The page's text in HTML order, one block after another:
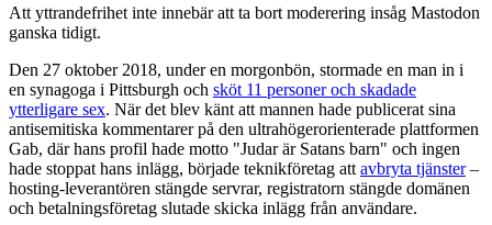
Att yttrandefrihet inte innebär att ta bort moderering insåg Mastodon
ganska tidigt.
Den 27 oktober 2018, under en morgonbön, stormade en man in i
en synagoga i Pittsburgh och sköt 11 personer och skadade
ytterligare sex. När det blev känt att mannen hade publicerat sina
antisemitiska kommentarer på den ultrahögerorienterade plattformen
Gab, där hans profil hade motto "Judar är Satans barn" och ingen
hade stoppat hans inlägg, började teknikföretag att avbryta tjänster–
hosting-leverantören stängde servrar, registratorn stängde domänen
och betalningsföretag slutade skicka inlägg från användare.